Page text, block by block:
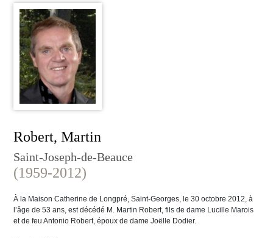
Robert, Martin
Saint-Joseph-de-Beauce
(1959-2012)
À la Maison Catherine de Longpré, Saint-Georges, le 30 octobre 2012, à
l’âge de 53 ans, est décédé M. Martin Robert, fils de dame Lucille Marois
et de feu Antonio Robert, époux de dame Joëlle Dodier.